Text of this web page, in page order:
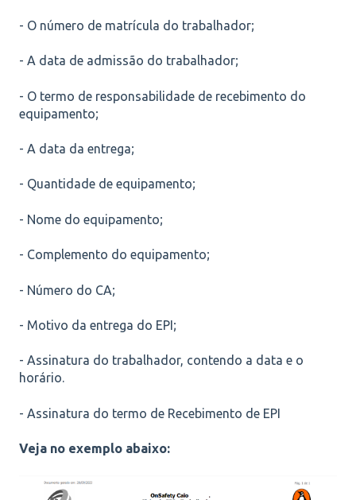
- O número de matrícula do trabalhador;
- A data de admissão do trabalhador;
- O termo de responsabilidade de recebimento do
equipamento;
- A data da entrega;
- Quantidade de equipamento;
- Nome do equipamento;
- Complemento do equipamento;
- Número do CA;
- Motivo da entrega do EPI;
- Assinatura do trabalhador, contendo a data e o
horário.
- Assinatura do termo de Recebimento de EPI
Veja no exemplo abaixo: